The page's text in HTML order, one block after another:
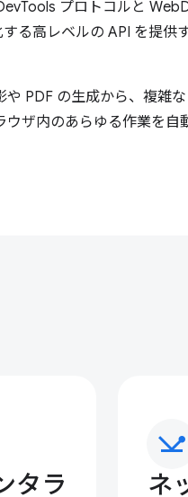
プロトコルと
る高レベルの API を提供
や PDF の生成から、複雑
ウザ内のあらゆる作業を自
タラ
network_ping
ネ